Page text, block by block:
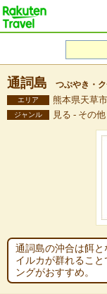
通詞島 つぶやき・ク
エリア 熊本県天草市
ジャンル 見る - その
通詞島の沖合は餌
イルカが群れるこ
ングがおすすめ。